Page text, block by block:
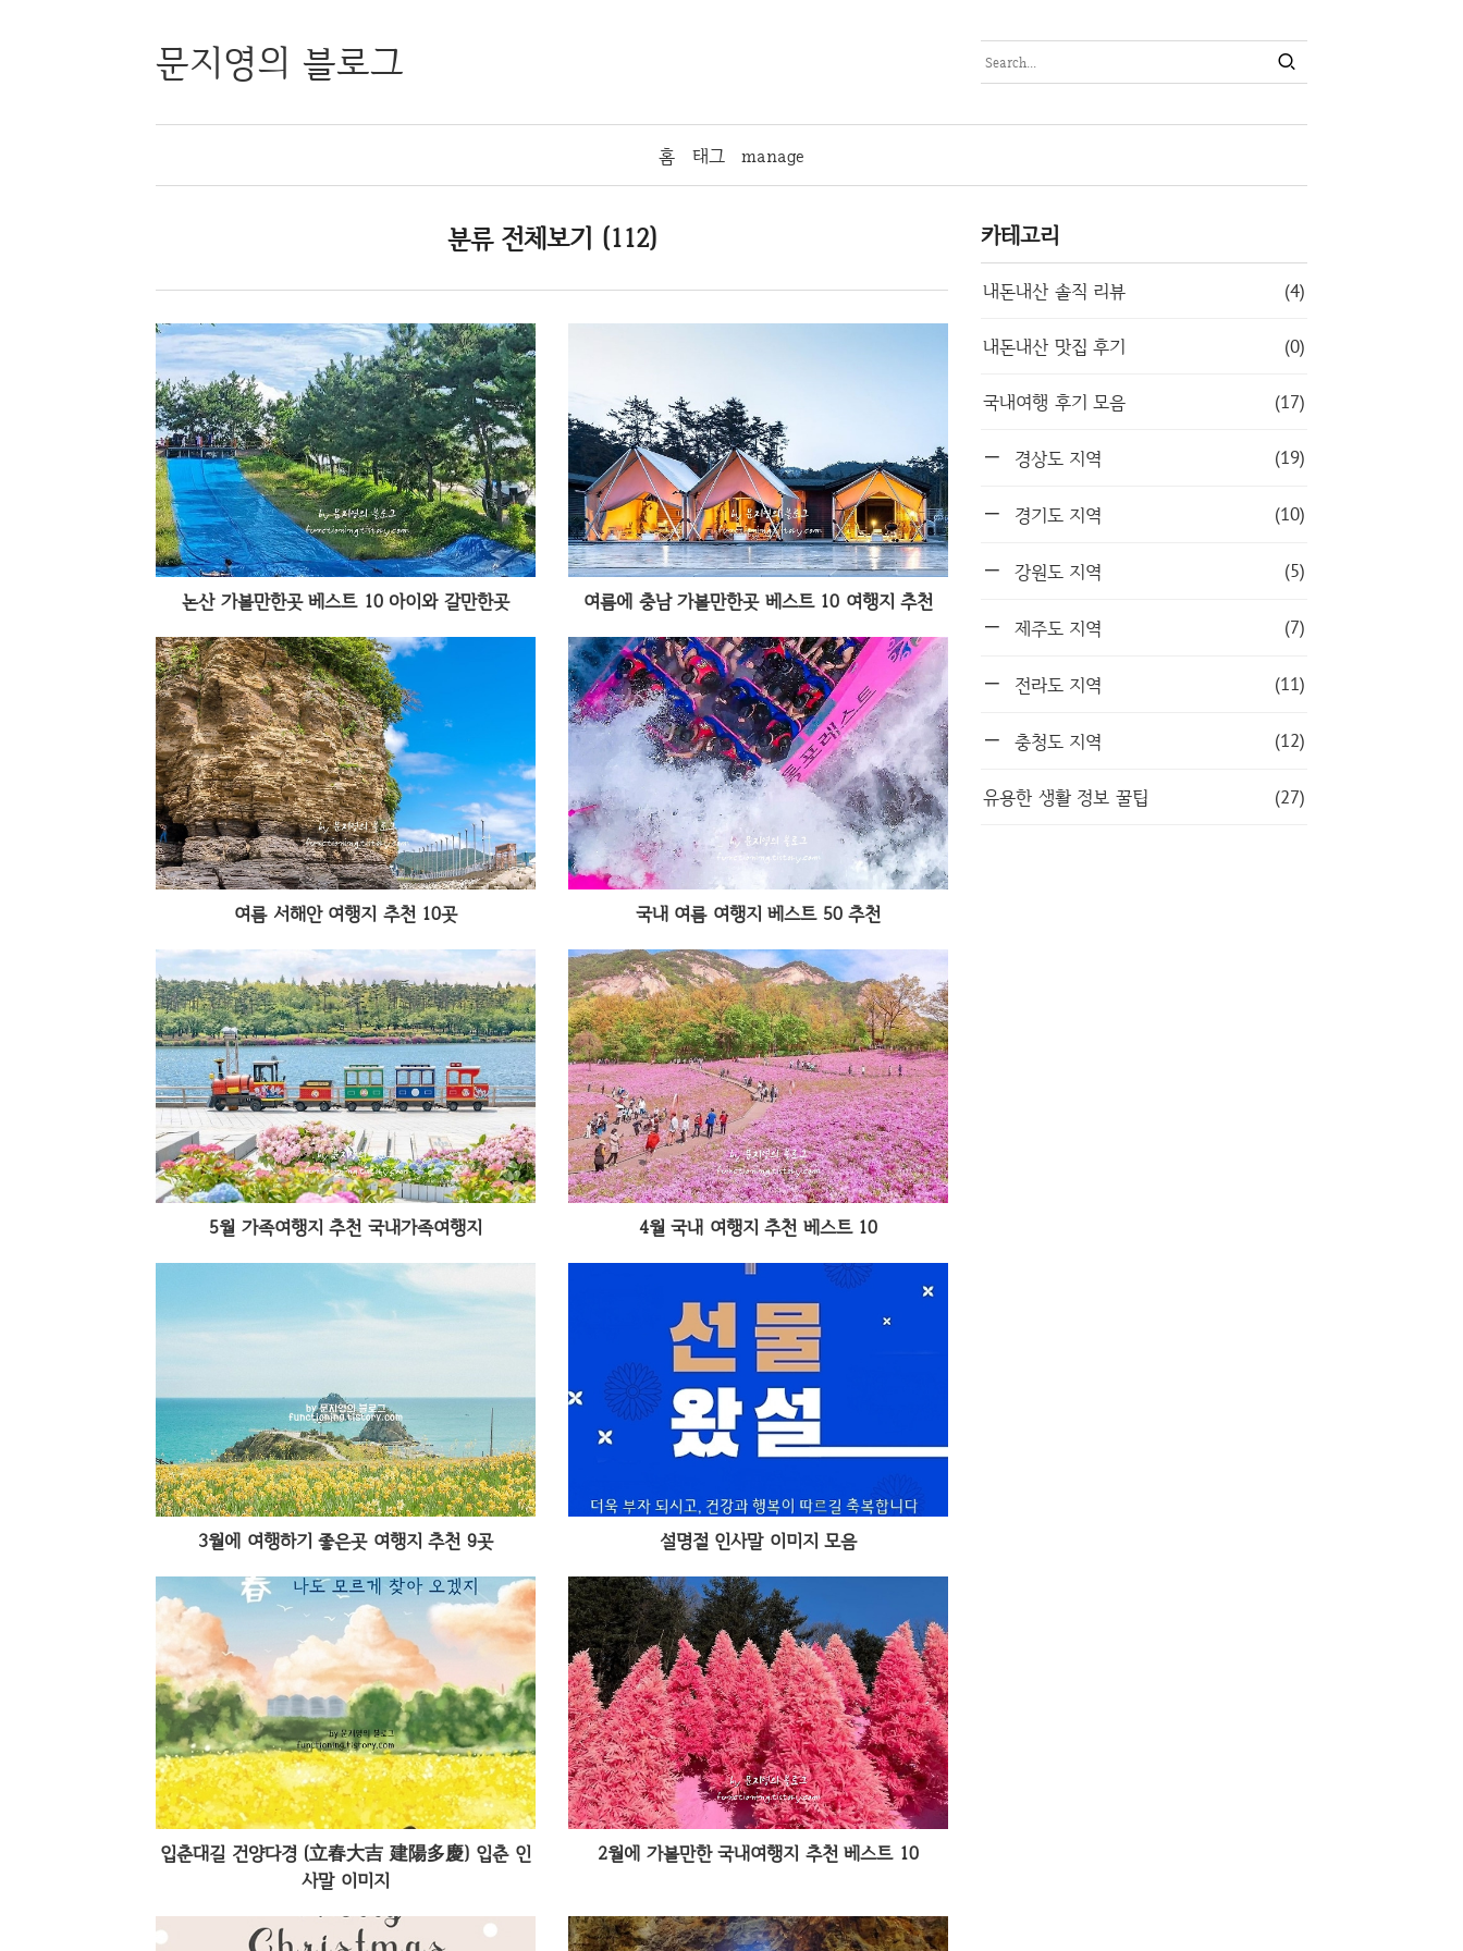
문지영의 블로그
홈 태그 manage
분류 전체보기 (112)
논산 가볼만한곳 베스트 10 아이와 갈만한곳 여름에 충남 가볼만한곳 베스트 10 여행지 추천
여름 서해안 여행지 추천 10곳 국내 여름 여행지 베스트 50 추천
5월 가족여행지 추천 국내가족여행지 4월 국내 여행지 추천 베스트 10
3월에 여행하기 좋은곳 여행지 추천 9곳 설명절 인사말 이미지 모음
입춘대길 건양다경 (立春大吉 建陽多慶) 입춘 인
사말 이미지
2월에 가볼만한 국내여행지 추천 베스트 10
카테고리
내돈내산 솔직 리뷰 (4)
내돈내산 맛집 후기 (0)
국내여행 후기 모음 (17)
경상도 지역 (19)
경기도 지역 (10)
강원도 지역 (5)
제주도 지역 (7)
전라도 지역 (11)
충청도 지역 (12)
유용한 생활 정보 꿀팁 (27)